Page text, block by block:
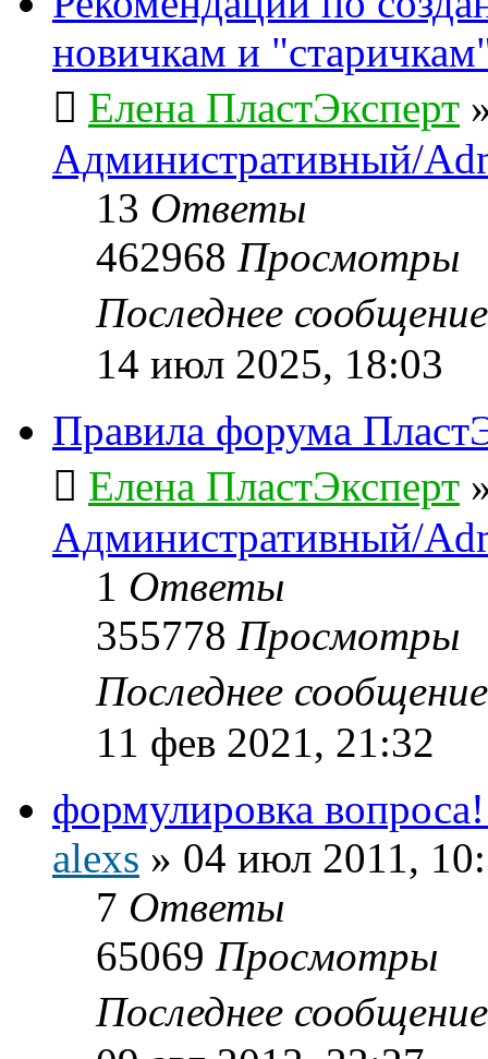
новичкам и
Елена ПластЭксперт
Административный/
13 Ответы
462968 Просмотры
Последнее
14 июл 2025, 18:03
Правила форума
Елена ПластЭксперт
Административный/
1 Ответы
355778 Просмотры
Последнее
11 фев 2021, 21:32
формулировка
alexs » 04 июл 2011,
7 Ответы
65069 Просмотры
Последнее